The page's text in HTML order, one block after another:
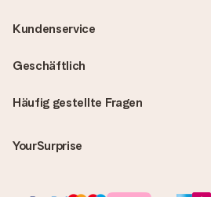
Häufig gestellte Fragen
YourSurprise
Kundenservice
Geschäftlich